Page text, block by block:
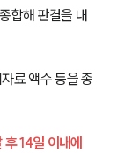
합해 판결을 내
료 액수 등을 종
14일 이내에